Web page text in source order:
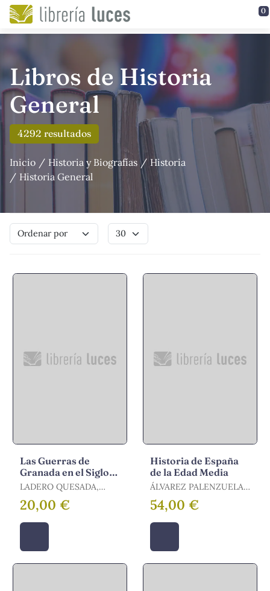
Saltar al contenido principal 0
Libros de Historia
General
4292 resultados
Inicio Historia y Biografías
Historia
Historia General
Las Guerras de
Granada en el Siglo
Xv
LADERO QUESADA,
MIGUEL ÁNGEL (1943- )
20,00 €
Historia de España
de la Edad Media
ÁLVAREZ PALENZUELA,
VICENTE ÁNGEL
54,00 €